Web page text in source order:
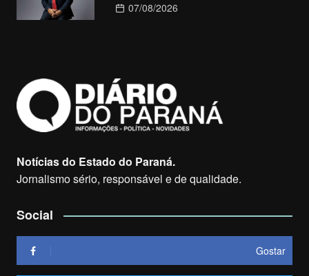
07/08/2026
Notícias do Estado do Paraná.
Jornalismo sério, responsável e de qualidade.
Social
Gostar